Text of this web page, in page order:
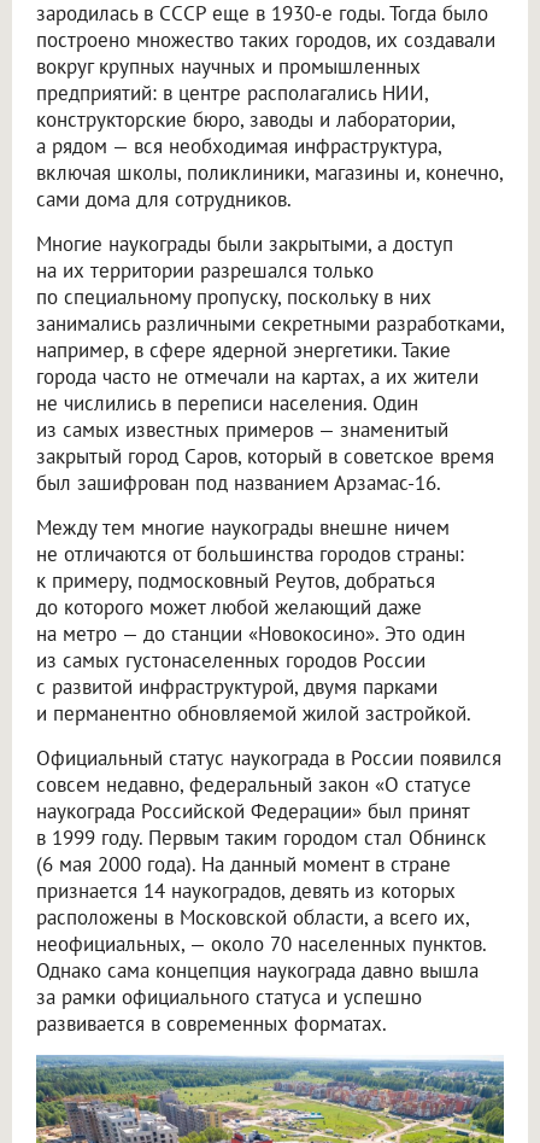
зародилась в СССР еще в 1930-е годы. Тогда было
построено множество таких городов, их создавали
вокруг крупных научных и промышленных
предприятий: в центре располагались НИИ,
конструкторские бюро, заводы и лаборатории,
а рядом — вся необходимая инфраструктура,
включая школы, поликлиники, магазины и, конечно,
сами дома для сотрудников.
Многие наукограды были закрытыми, а доступ
на их территории разрешался только
по специальному пропуску, поскольку в них
занимались различными секретными разработками,
например, в сфере ядерной энергетики. Такие
города часто не отмечали на картах, а их жители
не числились в переписи населения. Один
из самых известных примеров — знаменитый
закрытый город Саров, который в советское время
был зашифрован под названием Арзамас-16.
Между тем многие наукограды внешне ничем
не отличаются от большинства городов страны:
к примеру, подмосковный Реутов, добраться
до которого может любой желающий даже
на метро — до станции «Новокосино». Это один
из самых густонаселенных городов России
с развитой инфраструктурой, двумя парками
и перманентно обновляемой жилой застройкой.
Официальный статус наукограда в России появился
совсем недавно, федеральный закон «О статусе
наукограда Российской Федерации» был принят
в 1999 году. Первым таким городом стал Обнинск
(6 мая 2000 года). На данный момент в стране
признается 14 наукоградов, девять из которых
расположены в Московской области, а всего их,
неофициальных, — около 70 населенных пунктов.
Однако сама концепция наукограда давно вышла
за рамки официального статуса и успешно
развивается в современных форматах.